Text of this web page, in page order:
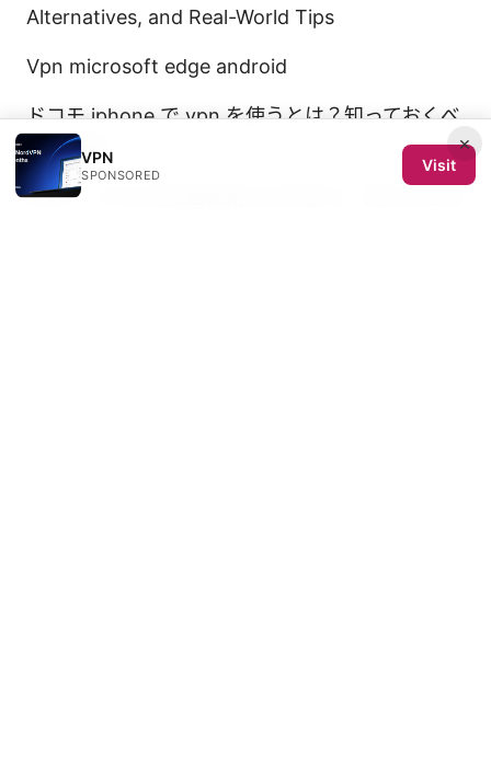
Alternatives, and Real-World Tips
Vpn microsoft edge android
ドコモ iphone で vpn を使うとは？知っておくべ
き全知識
Ikuun：VPNs的全面指南与实用技巧，提升你在网
×
VPN
SPONSORED
Visit